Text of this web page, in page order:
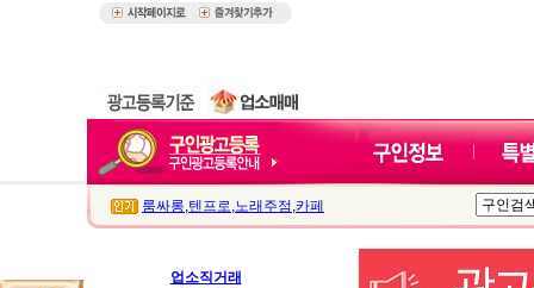
룸싸롱,텐프로,노래주점 ,카페
업소직거래